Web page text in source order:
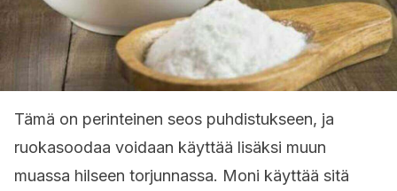
Tämä on perinteinen seos puhdistukseen, ja
ruokasoodaa voidaan käyttää lisäksi muun
muassa hilseen torjunnassa. Moni käyttää sitä